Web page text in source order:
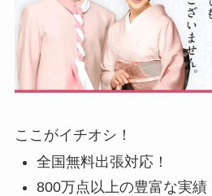
ここがイチオシ！
全国無料出張対応！
800万点以上の豊富な実績